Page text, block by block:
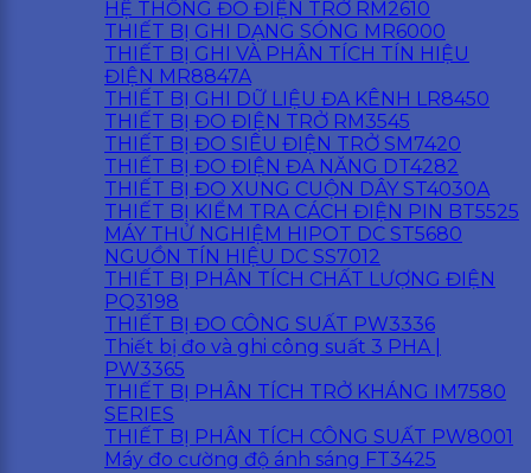
HỆ THỐNG ĐO ĐIỆN TRỞ RM2610
THIẾT BỊ GHI DẠNG SÓNG MR6000
THIẾT BỊ GHI VÀ PHÂN TÍCH TÍN HIỆU
ĐIỆN MR8847A
THIẾT BỊ GHI DỮ LIỆU ĐA KÊNH LR8450
THIẾT BỊ ĐO ĐIỆN TRỞ RM3545
THIẾT BỊ ĐO SIÊU ĐIỆN TRỞ SM7420
THIẾT BỊ ĐO ĐIỆN ĐA NĂNG DT4282
THIẾT BỊ ĐO XUNG CUỘN DÂY ST4030A
THIẾT BỊ KIỂM TRA CÁCH ĐIỆN PIN BT5525
MÁY THỬ NGHIỆM HIPOT DC ST5680
NGUỒN TÍN HIỆU DC SS7012
THIẾT BỊ PHÂN TÍCH CHẤT LƯỢNG ĐIỆN
PQ3198
THIẾT BỊ ĐO CÔNG SUẤT PW3336
Thiết bị đo và ghi công suất 3 PHA |
PW3365
THIẾT BỊ PHÂN TÍCH TRỞ KHÁNG IM7580
SERIES
THIẾT BỊ PHÂN TÍCH CÔNG SUẤT PW8001
Máy đo cường độ ánh sáng FT3425